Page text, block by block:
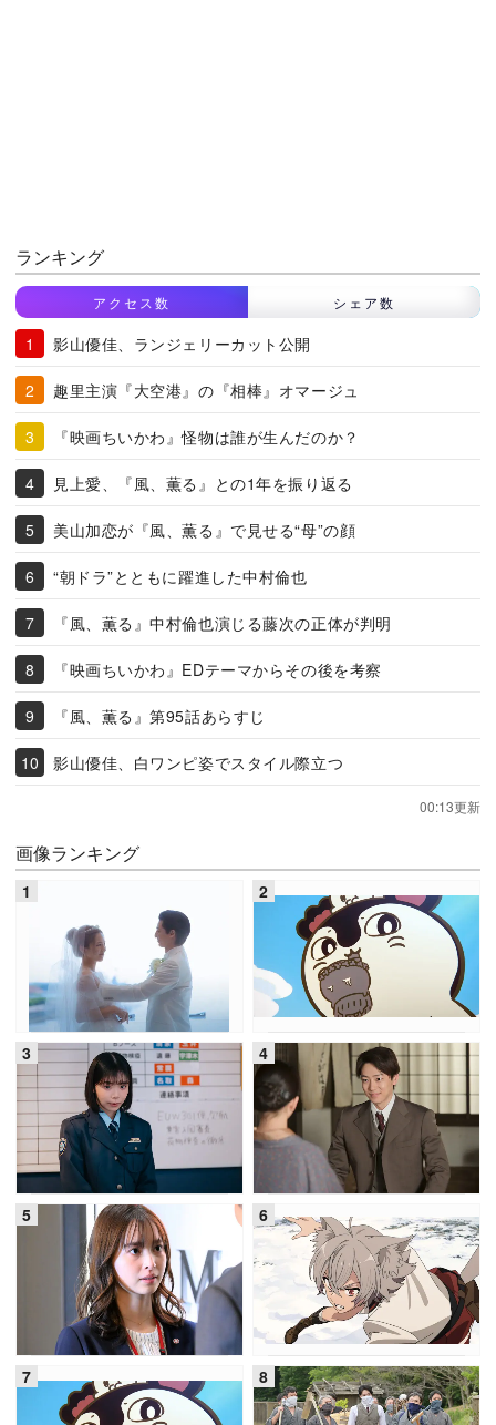
ランキング
アクセス数 シェア数
影山優佳、ランジェリーカット公開
趣里主演『大空港』の『相棒』オマージュ
『映画ちいかわ』怪物は誰が生んだのか？
見上愛、『風、薫る』との1年を振り返る
美山加恋が『風、薫る』で見せる“母”の顔
“朝ドラ”とともに躍進した中村倫也
『風、薫る』中村倫也演じる藤次の正体が判明
『映画ちいかわ』EDテーマからその後を考察
『風、薫る』第95話あらすじ
影山優佳、白ワンピ姿でスタイル際立つ
00:13更新
画像ランキング